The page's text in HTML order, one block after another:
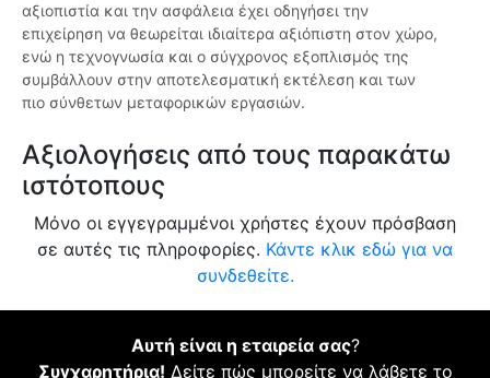
αξιοπιστία και την ασφάλεια έχει οδηγήσει την
επιχείρηση να θεωρείται ιδιαίτερα αξιόπιστη στον χώρο,
ενώ η τεχνογνωσία και ο σύγχρονος εξοπλισμός της
συμβάλλουν στην αποτελεσματική εκτέλεση και των
πιο σύνθετων μεταφορικών εργασιών.
Αξιολογήσεις από τους παρακάτω
ιστότοπους
Μόνο οι εγγεγραμμένοι χρήστες έχουν πρόσβαση
σε αυτές τις πληροφορίες. Κάντε κλικ εδώ για να
συνδεθείτε.
Αυτή είναι η εταιρεία σας?
Συγχαρητήρια! Δείτε πώς μπορείτε να λάβετε το